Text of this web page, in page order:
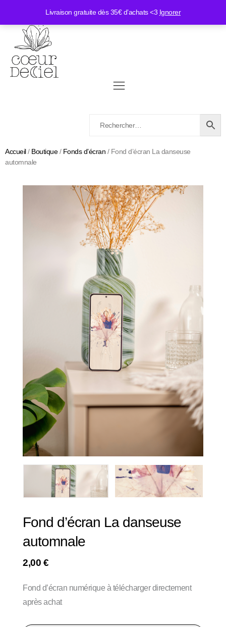
Livraison gratuite dès 35€ d’achats <3 Ignorer
Accueil/ Boutique/ Fonds d’écran / Fond d’écran La danseuse
automnale
Fond d’écran La danseuse
automnale
2,00 €
Fond d’écran numérique à télécharger directement
après achat